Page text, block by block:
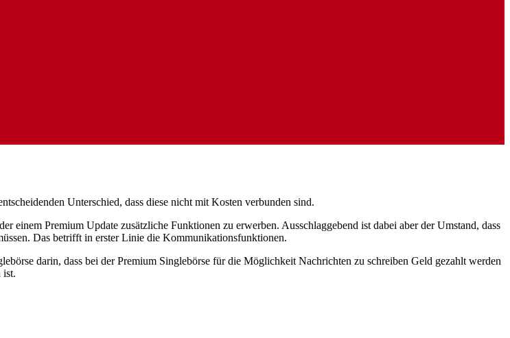
Unterschied, dass diese nicht mit Kosten verbunden sind.
einem Premium Update zusätzliche Funktionen zu erwerben. Ausschlaggebend ist dabei aber der Umstand, dass
Das betrifft in erster Linie die Kommunikationsfunktionen.
darin, dass bei der Premium Singlebörse für die Möglichkeit Nachrichten zu schreiben Geld gezahlt werden
ist.